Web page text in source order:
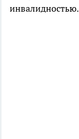
инвалидностью.